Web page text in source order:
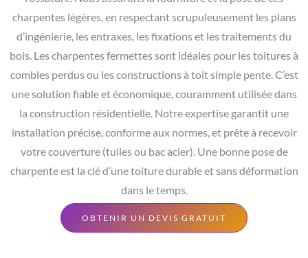
charpentes légères, en respectant scrupuleusement les plans
d’ingénierie, les entraxes, les fixations et les traitements du
bois. Les charpentes fermettes sont idéales pour les toitures à
combles perdus ou les constructions à toit simple pente. C’est
une solution fiable et économique, couramment utilisée dans
la construction résidentielle. Notre expertise garantit une
installation précise, conforme aux normes, et prête à recevoir
votre couverture (tuiles ou bac acier). Une bonne pose de
charpente est la clé d’une toiture durable et sans déformation
dans le temps.
OBTENIR UN DEVIS GRATUIT